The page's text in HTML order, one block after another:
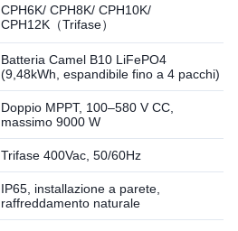
CPH6K/ CPH8K/ CPH10K/
CPH12K（Trifase）
Batteria Camel B10 LiFePO4
(9,48kWh, espandibile fino a 4 pacchi)
Doppio MPPT, 100–580 V CC,
massimo 9000 W
Trifase 400Vac, 50/60Hz
IP65, installazione a parete,
raffreddamento naturale